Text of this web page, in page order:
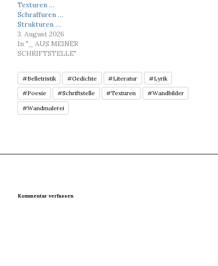
Texturen …
Schraffuren …
Strukturen …
3. August 2026
In "_ AUS MEINER
SCHRIFTSTELLE"
#Belletristik #Gedichte #Literatur #Lyrik
#Poesie #Schriftstelle #Texturen #Wandbilder
#Wandmalerei
Kommentar verfassen